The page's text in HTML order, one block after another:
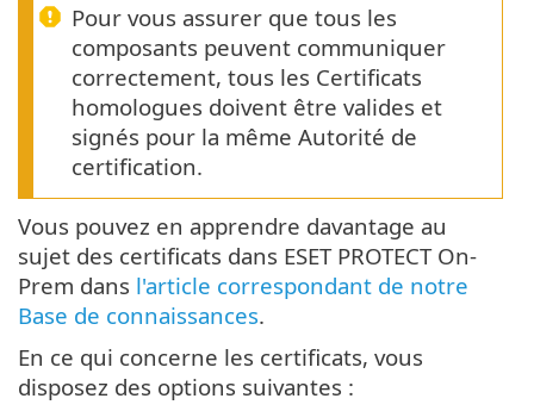
Pour vous assurer que tous les
composants peuvent communiquer
correctement, tous les Certificats
homologues doivent être valides et
signés pour la même Autorité de
certification.
Vous pouvez en apprendre davantage au
sujet des certificats dans ESET PROTECT On-
Prem dans l'article correspondant de notre
Base de connaissances.
En ce qui concerne les certificats, vous
disposez des options suivantes :